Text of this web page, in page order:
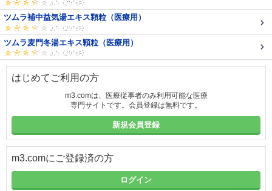
ツムラ補中益気湯エキス顆粒（医療用）
ツムラ麦門冬湯エキス顆粒（医療用）
はじめてご利用の方
m3.comは、医療従事者のみ利用可能な医療
専門サイトです。会員登録は無料です。
新規会員登録
m3.comにご登録済の方
ログイン